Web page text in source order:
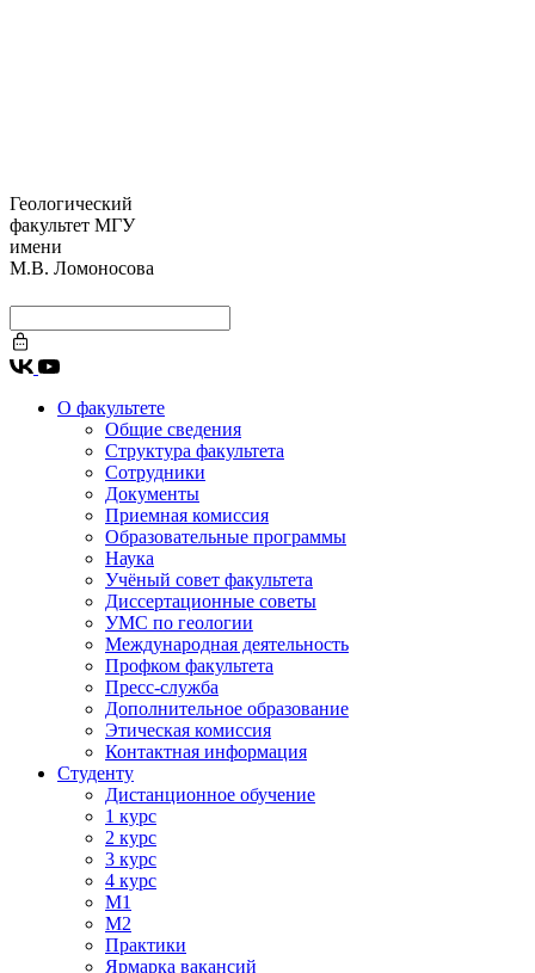
Геологический
факультет МГУ
имени
М.В. Ломоносова
О факультете
Общие сведения
Структура факультета
Сотрудники
Документы
Приемная комиссия
Образовательные программы
Наука
Учёный совет факультета
Диссертационные советы
УМС по геологии
Международная деятельность
Профком факультета
Пресс-служба
Дополнительное образование
Этическая комиссия
Контактная информация
Студенту
Дистанционное обучение
1 курс
2 курс
3 курс
4 курс
М1
М2
Практики
Ярмарка вакансий